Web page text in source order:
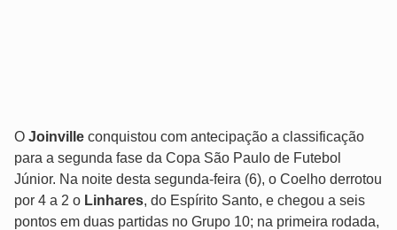
O Joinville conquistou com antecipação a classificação
para a segunda fase da Copa São Paulo de Futebol
Júnior. Na noite desta segunda-feira (6), o Coelho derrotou
por 4 a 2 o Linhares, do Espírito Santo, e chegou a seis
pontos em duas partidas no Grupo 10; na primeira rodada,